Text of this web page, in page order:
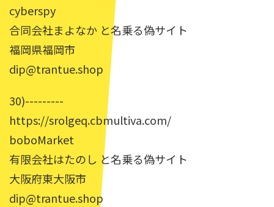
cyberspy
合同会社まよなか と名乗る偽サイト
福岡県福岡市
dip@trantue.shop
30)---------
https://srolgeq.cbmultiva.com/
boboMarket
有限会社はたのし と名乗る偽サイト
大阪府東大阪市
dip@trantue.shop